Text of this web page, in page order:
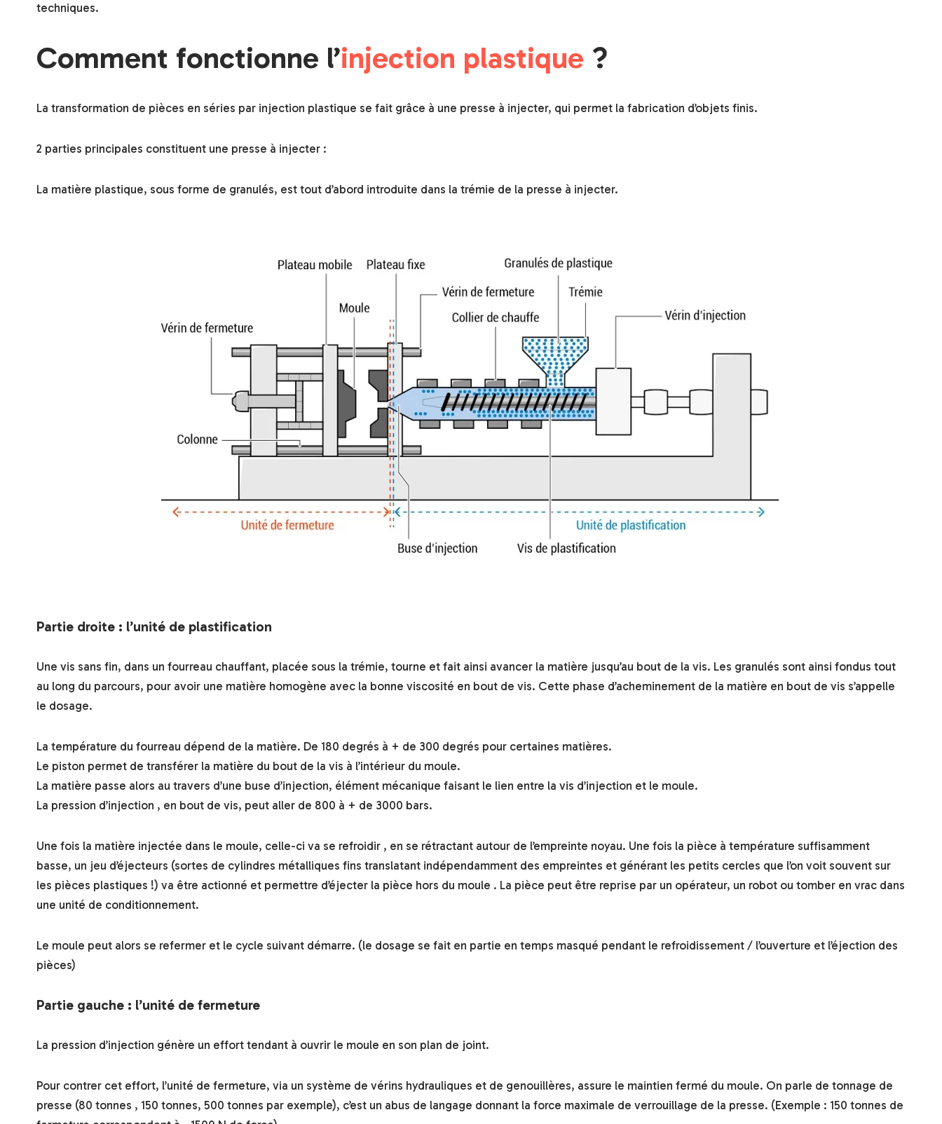
techniques.
Comment fonctionne l’injection plastique ?
La transformation de pièces en séries par injection plastique se fait grâce à une presse à injecter, qui permet la fabrication d’objets finis.
2 parties principales constituent une presse à injecter :
La matière plastique, sous forme de granulés, est tout d’abord introduite dans la trémie de la presse à injecter.
Partie droite : l’unité de plastification
Une vis sans fin, dans un fourreau chauffant, placée sous la trémie, tourne et fait ainsi avancer la matière jusqu’au bout de la vis. Les granulés sont ainsi fondus tout
au long du parcours, pour avoir une matière homogène avec la bonne viscosité en bout de vis. Cette phase d’acheminement de la matière en bout de vis s’appelle
le dosage.
La température du fourreau dépend de la matière. De 180 degrés à + de 300 degrés pour certaines matières.
Le piston permet de transférer la matière du bout de la vis à l’intérieur du moule.
La matière passe alors au travers d’une buse d’injection, élément mécanique faisant le lien entre la vis d’injection et le moule.
La pression d’injection , en bout de vis, peut aller de 800 à + de 3000 bars.
Une fois la matière injectée dans le moule, celle-ci va se refroidir , en se rétractant autour de l’empreinte noyau. Une fois la pièce à température suffisamment
basse, un jeu d’éjecteurs (sortes de cylindres métalliques fins translatant indépendamment des empreintes et générant les petits cercles que l’on voit souvent sur
les pièces plastiques !) va être actionné et permettre d’éjecter la pièce hors du moule . La pièce peut être reprise par un opérateur, un robot ou tomber en vrac dans
une unité de conditionnement.
Le moule peut alors se refermer et le cycle suivant démarre. (le dosage se fait en partie en temps masqué pendant le refroidissement / l’ouverture et l’éjection des
pièces)
Partie gauche : l’unité de fermeture
La pression d’injection génère un effort tendant à ouvrir le moule en son plan de joint.
Pour contrer cet effort, l’unité de fermeture, via un système de vérins hydrauliques et de genouillères, assure le maintien fermé du moule. On parle de tonnage de
presse (80 tonnes , 150 tonnes, 500 tonnes par exemple), c’est un abus de langage donnant la force maximale de verrouillage de la presse. (Exemple : 150 tonnes de